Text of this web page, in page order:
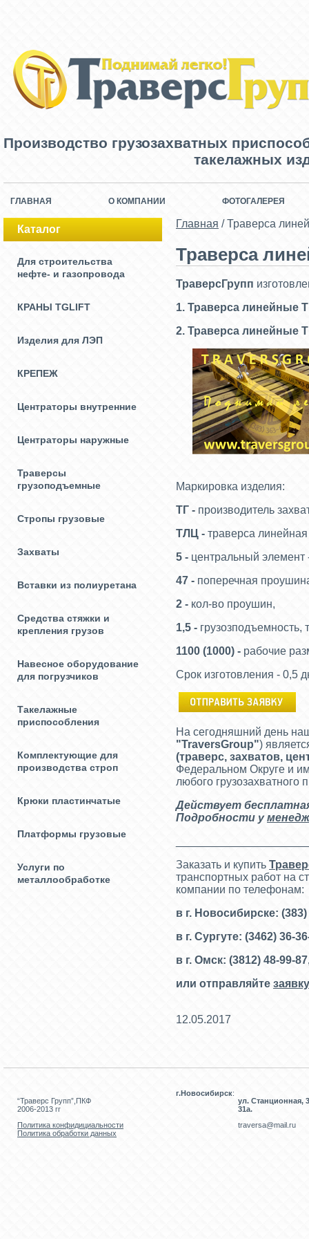
Производство грузозахватных
такелажных
ГЛАВНАЯ О КОМПАНИИ ФОТОГАЛЕРЕЯ
Каталог
Для строительства
нефте- и газопровода
КРАНЫ TGLIFT
Изделия для ЛЭП
КРЕПЕЖ
Центраторы внутренние
Центраторы наружные
Траверсы
грузоподъемные
Стропы грузовые
Захваты
Вставки из полиуретана
Средства стяжки и
крепления грузов
Навесное оборудование
для погрузчиков
Такелажные
приспособления
Комплектующие для
производства строп
Крюки пластинчатые
Платформы грузовые
Услуги по
металлообработке
Главная /Траверса
Траверса
ТраверсГрупп
1. Траверса линейные
2. Траверса линейные
Маркировка изделия:
ТГ - производитель
ТЛЦ - траверса
5 - центральный элемент
47 - поперечная
2 - кол-во проушин,
1,5 - грузозподъемность,
1100 (1000) - рабочие
Срок изготовления - 0,5
На сегодняшний день
"TraversGroup")
(траверс, захватов,
Федеральном Округе и
любого грузозахватного
Действует бесплат
Подробности у
Заказать и купить
транспортных работ на
компании по телефонам:
в г. Новосибирске:
в г. Сургуте: (3462) 36-
в г. Омск: (3812) 48-99-
или отправляйте
12.05.2017
“Траверс Групп”,ПКФ
2006-2013 гг
Политика конфидициальности
Политика обработки данных
г.Новосибирск:
ул. Станционная,
31а.
traversa@mail.ru